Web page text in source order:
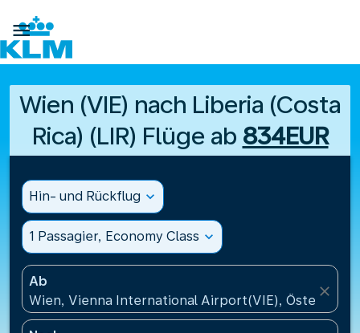

Wien (VIE) nach Liberia (Costa
Rica) (LIR) Flüge ab 834EUR
Hin- und Rückflug expand_more
1 Passagier, Economy Class expand_more
Ab
Wien, Vienna International Airport(VIE), Österreich
close